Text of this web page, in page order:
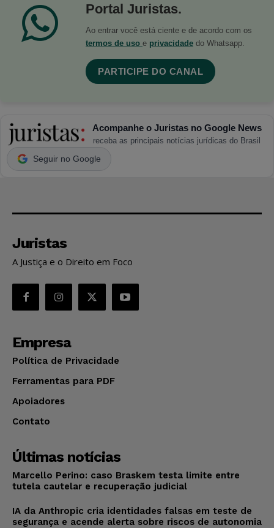
Portal Juristas.
Ao entrar você está ciente e de acordo com os
termos de uso e privacidade do Whatsapp.
PARTICIPE DO CANAL
Acompanhe o Juristas no Google News
receba as principais notícias jurídicas do Brasil
Seguir no Google
Juristas
A Justiça e o Direito em Foco
Empresa
Política de Privacidade
Ferramentas para PDF
Apoiadores
Contato
Últimas notícias
Marcello Perino: caso Braskem testa limite entre
tutela cautelar e recuperação judicial
IA da Anthropic cria identidades falsas em teste de
segurança e acende alerta sobre riscos de autonomia